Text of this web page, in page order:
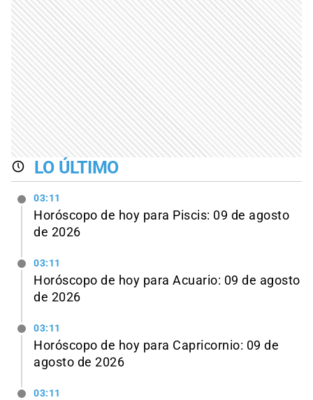
LO ÚLTIMO
03:11
Horóscopo de hoy para Piscis: 09 de agosto
de 2026
03:11
Horóscopo de hoy para Acuario: 09 de agosto
de 2026
03:11
Horóscopo de hoy para Capricornio: 09 de
agosto de 2026
03:11